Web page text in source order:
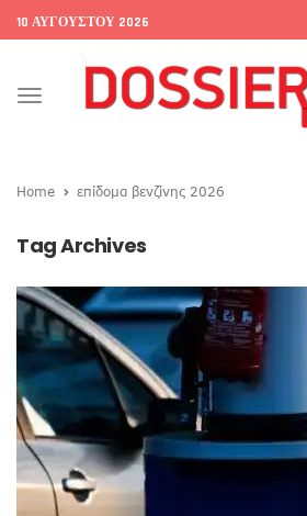
10 ΑΥΓΟΎΣΤΟΥ 2026
Toggle
Home επίδομα βενζίνης 2026
Tag Archives